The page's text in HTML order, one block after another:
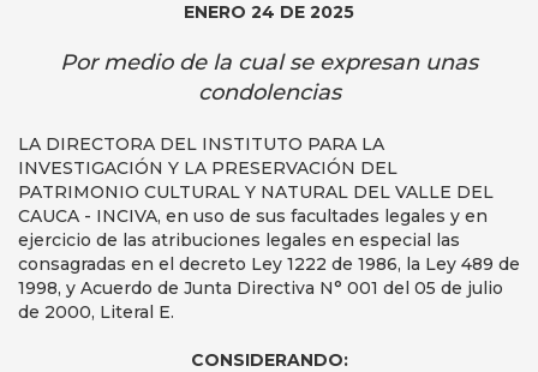
ENERO 24 DE 2025
Por medio de la cual se expresan unas
condolencias
LA DIRECTORA DEL INSTITUTO PARA LA
INVESTIGACIÓN Y LA PRESERVACIÓN DEL
PATRIMONIO CULTURAL Y NATURAL DEL VALLE DEL
CAUCA - INCIVA, en uso de sus facultades legales y en
ejercicio de las atribuciones legales en especial las
consagradas en el decreto Ley 1222 de 1986, la Ley 489 de
1998, y Acuerdo de Junta Directiva N° 001 del 05 de julio
de 2000, Literal E.
CONSIDERANDO: